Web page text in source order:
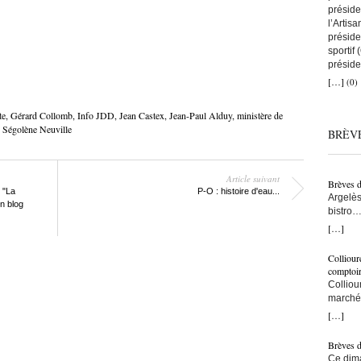
, Gérard Collomb, Info JDD, Jean Castex, Jean-Paul Alduy, ministère de
Ségolène Neuville
"La
blog
Article suivant
P-O : histoire d'eau...
sportif
a
une
monte
bras
l’on
ce
[…] (0)
Brèves
bistro…
– Ici,
bras…
crois
[…]
de-
bon !
[…]
Brèves
Ce